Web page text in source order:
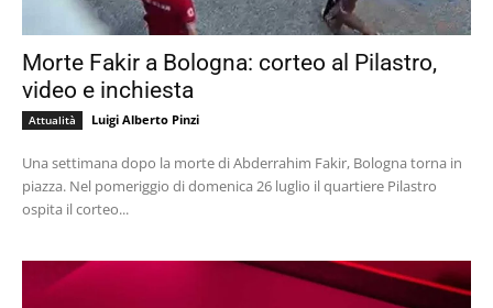
Morte Fakir a Bologna: corteo al Pilastro,
video e inchiesta
Attualità Luigi Alberto Pinzi
Una settimana dopo la morte di Abderrahim Fakir, Bologna torna in
piazza. Nel pomeriggio di domenica 26 luglio il quartiere Pilastro
ospita il corteo...